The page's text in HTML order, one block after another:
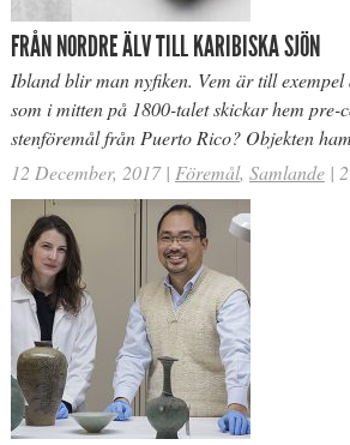
FRÅN NORDRE ÄLV TILL KARIBISKA SJÖN
Ibland blir man nyfiken. Vem är till exempel
som i mitten på 1800-talet skickar hem pre-
stenföremål från Puerto Rico? Objekten
12 December, 2017 | Föremål, Samlande |